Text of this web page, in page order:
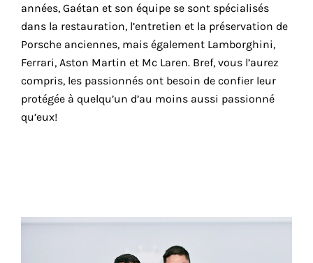
années, Gaétan et son équipe se sont spé­cia­li­sés
dans la res­tau­ra­tion, l’entretien et la pré­ser­va­tion de
Porsche anciennes, mais éga­le­ment Lamborghini,
Ferrari, Aston Martin et Mc Laren. Bref, vous l’aurez
com­pris, les pas­sion­nés ont besoin de confier leur
pro­té­gée à quelqu’un d’au moins aus­si pas­sion­né
qu’eux!